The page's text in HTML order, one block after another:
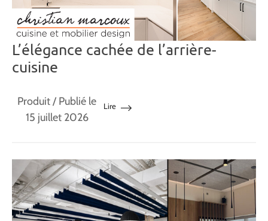
L’élégance cachée de l’arrière-
cuisine
Produit/ Publié le
15 juillet 2026
Lire